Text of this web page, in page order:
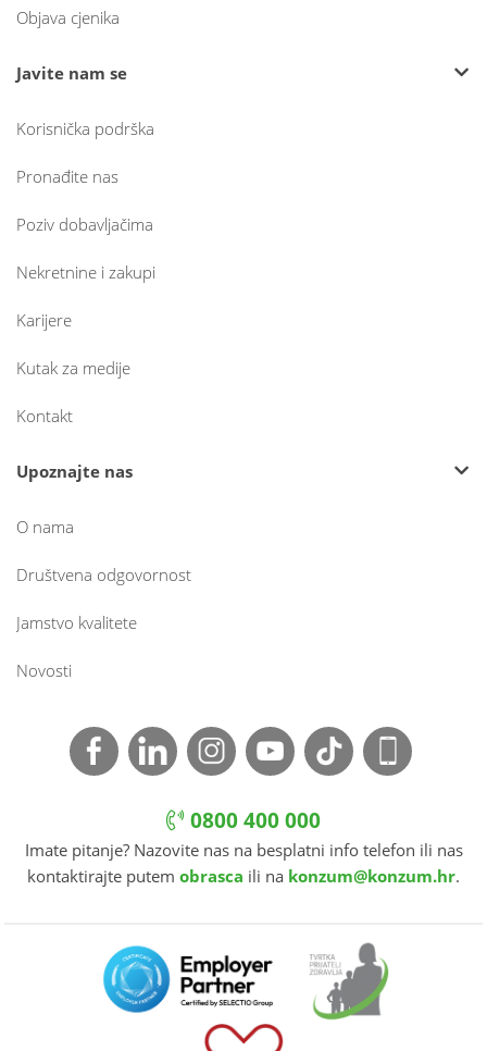
Objava cjenika
Javite nam se
Korisnička podrška
Pronađite nas
Poziv dobavljačima
Nekretnine i zakupi
Karijere
Kutak za medije
Kontakt
Upoznajte nas
O nama
Društvena odgovornost
Jamstvo kvalitete
Novosti
0800 400 000
Imate pitanje? Nazovite nas na besplatni info telefon ili nas
kontaktirajte putem obrasca ili na konzum@konzum.hr.